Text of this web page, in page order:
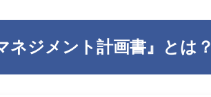
ネジメント計画書』とは？